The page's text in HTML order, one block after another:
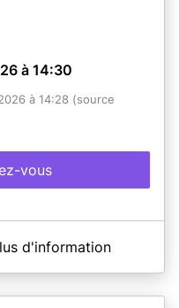
à 14:30
à 14:28 (source
vous
d'information